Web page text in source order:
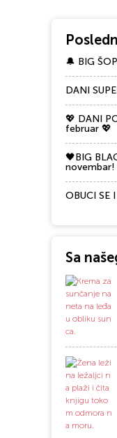
🔔 BIG
DANI
💖 DANI
februar 💖
🖤BIG
novembar!
OBUCI SE
Sa